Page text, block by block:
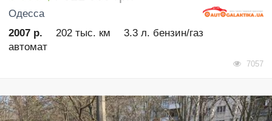
Одесса
2007 р.
202 тыс. км
3.3 л. бензин/газ
автомат
7057